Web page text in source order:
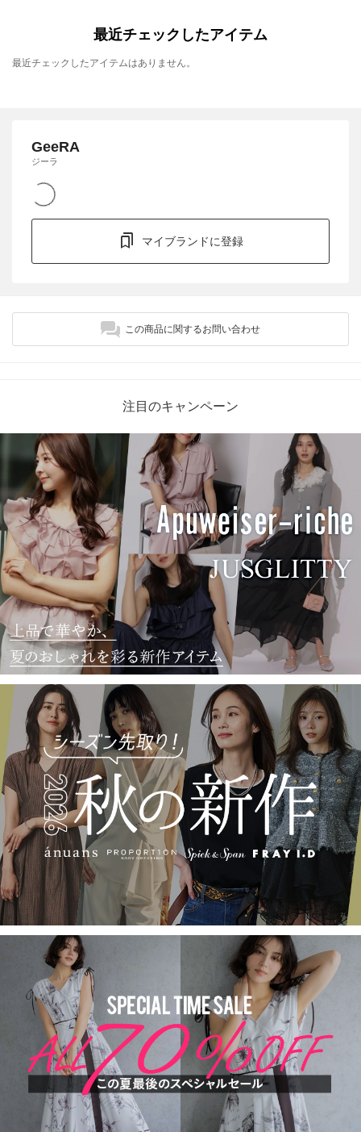
最近チェックしたアイテム
最近チェックしたアイテムはありません。
GeeRA
ジーラ
マイブランドに登録
この商品に関するお問い合わせ
注目のキャンペーン